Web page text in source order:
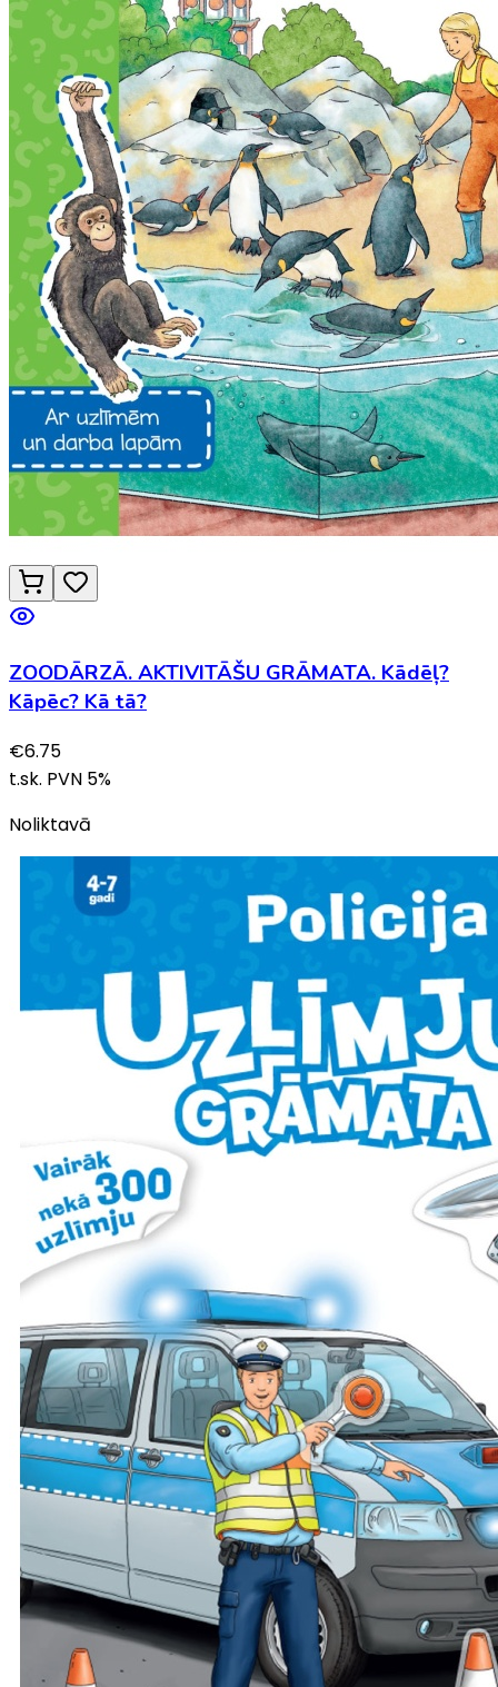
ZOODĀRZĀ. AKTIVITĀŠU GRĀMATA. Kādēļ?
Kāpēc? Kā tā?
€6.75
t.sk. PVN 5%
Noliktavā